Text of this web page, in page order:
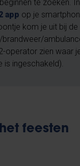
te zoeken.
app op je
kom je uit bij de
operator zien waar
is ingeschakeld).
feesten